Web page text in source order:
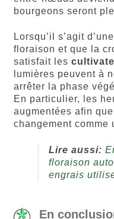
bourgeons seront
Lorsqu’il s’agit
floraison et que la
satisfait les
lumières peuvent à
arrêter la phase
En particulier, les
augmentées afin
changement comme
Lire aussi:
floraison
engrais
En